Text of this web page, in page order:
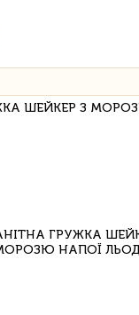
ШЕЙКЕР З